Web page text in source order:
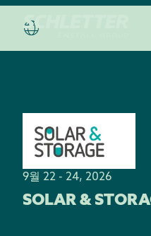
9월 22 - 24, 2026
SOLAR &